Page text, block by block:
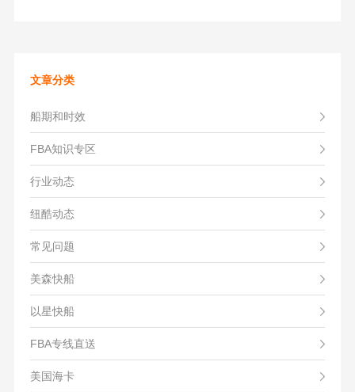
文章分类
船期和时效
FBA知识专区
行业动态
纽酷动态
常见问题
美森快船
以星快船
FBA专线直送
美国海卡